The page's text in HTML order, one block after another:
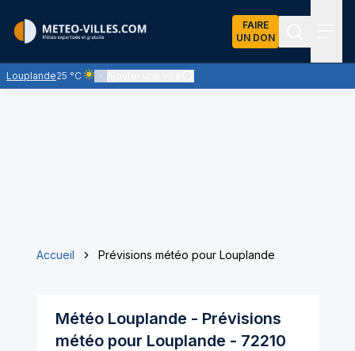
FAIRE
UN DON
Louplande25 °C
Ciel clair - quasiment pas de nuages et un soleil
Accueil Prévisions météo pour Louplande
Météo Louplande - Prévisions
météo pour Louplande - 72210